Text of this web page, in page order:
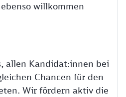
willkommen
allen Kandidat:innen bei
Chancen für den
Wir fördern aktiv die